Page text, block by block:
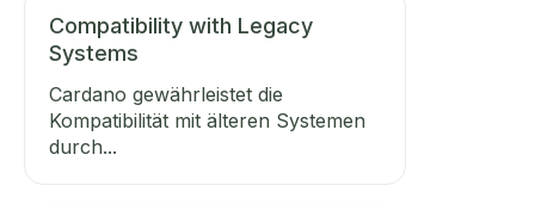
Compatibility with Legacy
Systems
Cardano gewährleistet die
Kompatibilität mit älteren Systemen
durch...